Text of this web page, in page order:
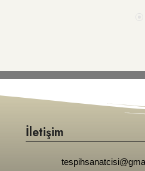
İletişim